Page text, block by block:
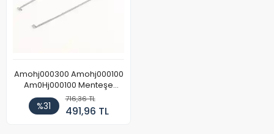
Amohj000300 Amohj000100
Am0Hj000100 Menteşe
Takım
%31
716,36 TL
491,96 TL